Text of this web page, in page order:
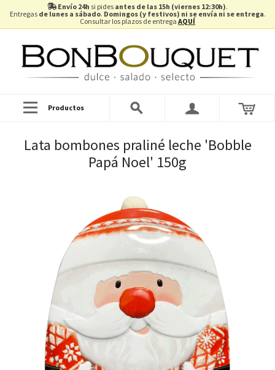
Envío 24h si pides antes de las 15h (viernes 12:30h).
Entregas de lunes a sábado. Domingos (y festivos) ni se envía ni se entrega.
Consultar los plazos de entrega AQUÍ
Productos
Lata bombones praliné leche 'Bobble
Papá Noel' 150g